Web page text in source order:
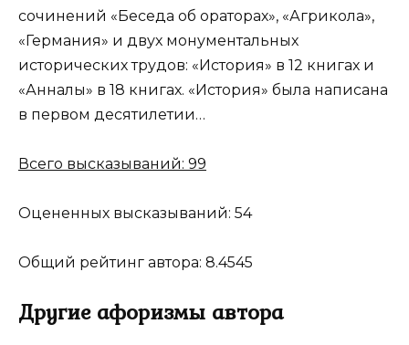
сочинений «Беседа об ораторах», «Агрикола»,
«Германия» и двух монументальных
исторических трудов: «История» в 12 книгах и
«Анналы» в 18 книгах. «История» была написана
в первом десятилетии…
Всего высказываний: 99
Оцененных высказываний: 54
Общий рейтинг автора: 8.4545
Другие афоризмы автора